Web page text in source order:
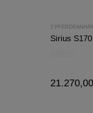
2
Sirius
21.270,00